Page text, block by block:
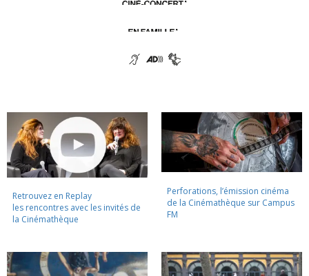
Retrouvez en Replay
les rencontres avec les invités de
la Cinémathèque
Perforations, l’émission cinéma
de la Cinémathèque sur Campus
FM